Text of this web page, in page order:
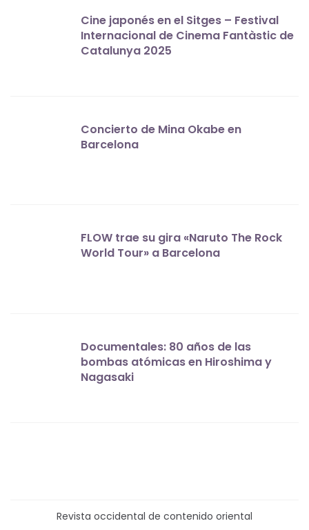
Cine japonés en el Sitges – Festival
Internacional de Cinema Fantàstic de
Catalunya 2025
Concierto de Mina Okabe en
Barcelona
FLOW trae su gira «Naruto The Rock
World Tour» a Barcelona
Documentales: 80 años de las
bombas atómicas en Hiroshima y
Nagasaki
Revista occidental de contenido oriental